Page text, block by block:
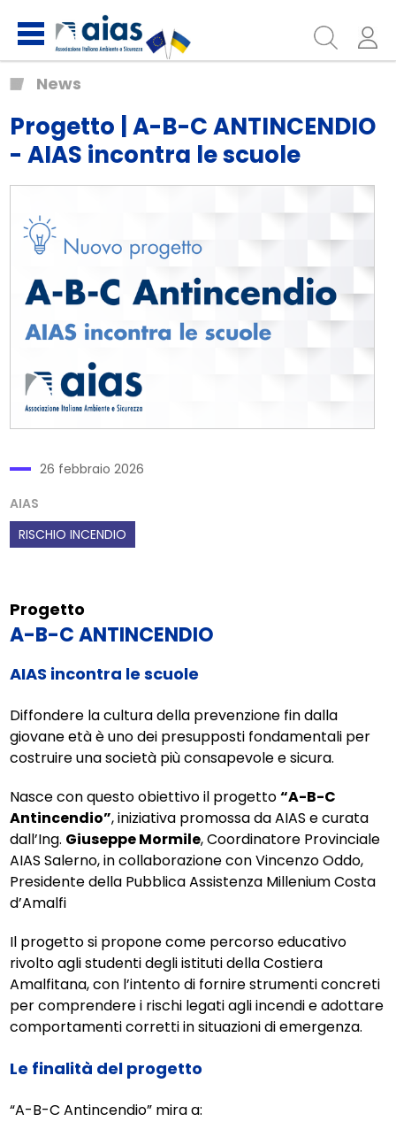
News
Progetto | A-B-C ANTINCENDIO
- AIAS incontra le scuole
26 febbraio 2026
AIAS
RISCHIO INCENDIO
Progetto
A-B-C ANTINCENDIO
AIAS incontra le scuole
Diffondere la cultura della prevenzione fin dalla
giovane età è uno dei presupposti fondamentali per
costruire una società più consapevole e sicura.
Nasce con questo obiettivo il progetto“A-B-C
Antincendio”, iniziativa promossa da AIAS e curata
dall’Ing. Giuseppe Mormile, Coordinatore Provinciale
AIAS Salerno, in collaborazione con Vincenzo Oddo,
Presidente della Pubblica Assistenza Millenium Costa
d’Amalfi
Il progetto si propone come percorso educativo
rivolto agli studenti degli istituti della Costiera
Amalfitana, con l’intento di fornire strumenti concreti
per comprendere i rischi legati agli incendi e adottare
comportamenti corretti in situazioni di emergenza.
Le finalità del progetto
“A-B-C Antincendio” mira a: